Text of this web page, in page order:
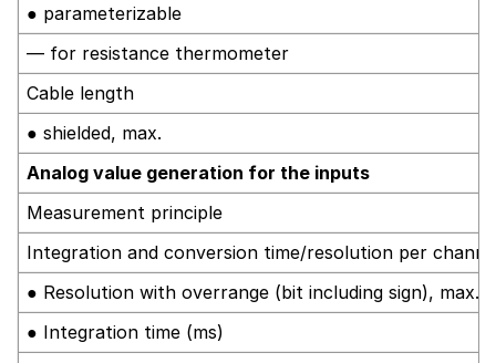
● parameterizable
— for resistance thermometer
Cable length
● shielded, max.
Analog value generation for the inputs
Measurement principle
Integration and conversion time/resolution per
● Resolution with overrange (bit including sign), max.
● Integration time (ms)